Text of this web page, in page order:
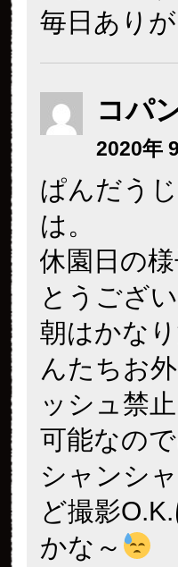
毎日あり
コパ
2020年
ぱんだう
は。
休園日の
とうござ
朝はかな
んたちお
ッシュ禁
可能なの
シャンシ
ど撮影
かな～